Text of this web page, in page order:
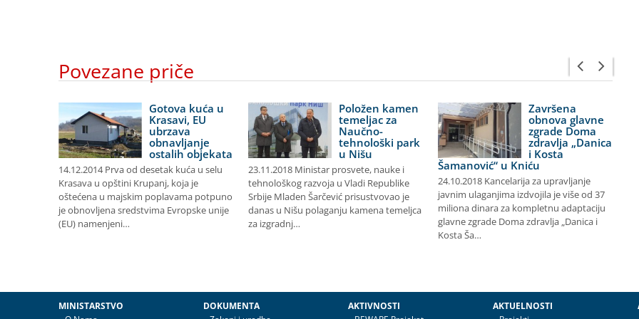
Povezane priče
Gotova kuća u
Krasavi, EU
ubrzava
obnavljanje
ostalih objekata
14.12.2014 Prva od desetak kuća u selu
Krasava u opštini Krupanj, koja je
oštećena u majskim poplavama potpuno
je obnovljena sredstvima Evropske unije
(EU) namenjeni…
Položen kamen
temeljac za
Naučno-
tehnološki park
u Nišu
23.11.2018 Ministar prosvete, nauke i
tehnološkog razvoja u Vladi Republike
Srbije Mladen Šarčević prisustvovao je
danas u Nišu polaganju kamena temeljca
za izgradnj…
Završena
obnova glavne
zgrade Doma
zdravlja „Danica
i Kosta
Šamanović“ u Kniću
24.10.2018 Kancelarija za upravljanje
javnim ulaganjima izdvojila je više od 37
miliona dinara za kompletnu adaptaciju
glavne zgrade Doma zdravlja „Danica i
Kosta Ša…
MINISTARSTVO
DOKUMENTA
AKTIVNOSTI
AKTUELNOSTI